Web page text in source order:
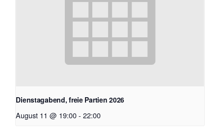
Dienstagabend, freie Partien 2026
August 11 @ 19:00 - 22:00